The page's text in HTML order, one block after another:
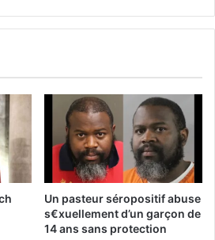
Un pasteur séropositif abuse
s€xuellement d’un garçon de
14 ans sans protection